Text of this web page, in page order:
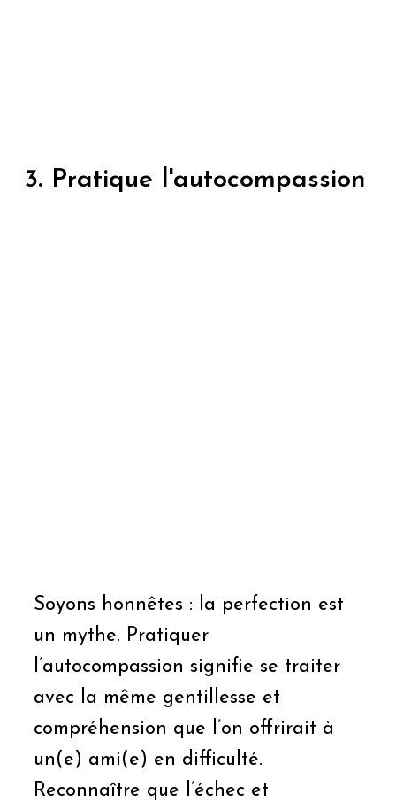
3. Pratique l'autocompassion
Soyons honnêtes : la perfection est
un mythe. Pratiquer
l’autocompassion signifie se traiter
avec la même gentillesse et
compréhension que l’on offrirait à
un(e) ami(e) en difficulté.
Reconnaître que l’échec et